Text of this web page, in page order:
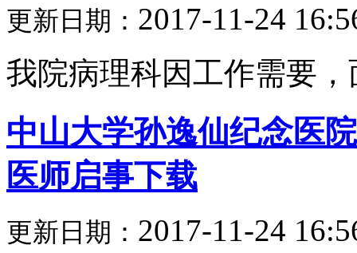
更新日期： 2017-11-24
我院病理科因工作需要
中山大学孙逸仙纪念医
医师启事下载
更新日期： 2017-11-24